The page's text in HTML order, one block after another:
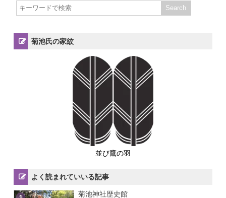
菊池氏の家紋
並び鷹の羽
よく読まれていいる記事
菊池神社歴史館